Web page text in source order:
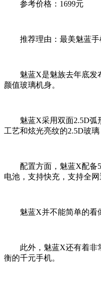
参考价格：1699元
推荐理由：最美魅蓝手
魅蓝X是魅族去年底发布
颜值玻璃机身。
魅蓝X采用双面2.5D弧形
工艺和炫光亮纹的2.5D玻
配置方面，魅蓝X配备5.5
电池，支持快充，支持全网
魅蓝X并不能简单的看做
此外，魅蓝X还有着非常
衡的千元手机。